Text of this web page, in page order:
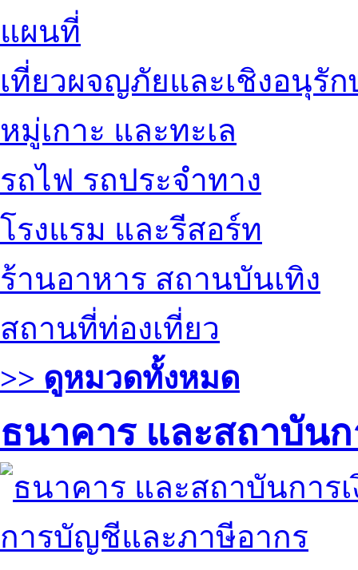
แผนที่
เที่ยวผจญภัยและเชิงอนุรัก
หมู่เกาะ และทะเล
รถไฟ รถประจำทาง
โรงแรม และรีสอร์ท
ร้านอาหาร สถานบันเทิง
สถานที่ท่องเที่ยว
>> ดูหมวดทั้งหมด
ธนาคาร และสถาบันก
การบัญชีและภาษีอากร